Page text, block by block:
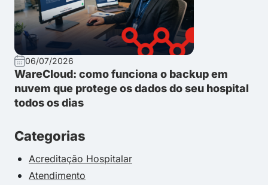
06/07/2026
WareCloud: como funciona o backup em
nuvem que protege os dados do seu hospital
todos os dias
Categorias
Acreditação Hospitalar
Atendimento